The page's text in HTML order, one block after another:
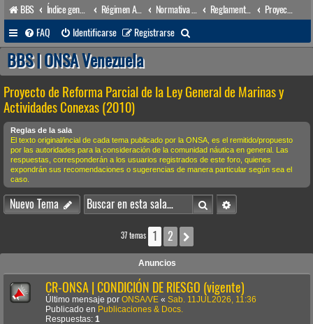
BBS Índice general Régimen Acuático venezolano Reglamentos Nacionales
FAQ
Identificarse Registrarse
u
c
BBS | ONSA Venezuela
Proyecto de Reforma Parcial de la Ley General de Marinas y
Actividades Conexas (2010)
Reglas de la sala
El texto original/incial de cada tema publicado por la ONSA, es el remitido/propuesto
por las autoridades para la consideración de la comunidad náutica en general. Las
respuestas, corresponderán a los usuarios registrados de este foro, quienes
expondrán sus recomendaciones o sugerencias de manera particular según sea el
caso.
Nuevo Tema BuscarBúsqueda avanzada
37 temas 1 2
Anuncios
CR-ONSA | CONDICIÓN DE RIESGO (vigente)
Último mensaje por ONSA/VE « Sab. 11JUL2026, 11:36
Publicado en Publicaciones & Docs.
Respuestas: 1